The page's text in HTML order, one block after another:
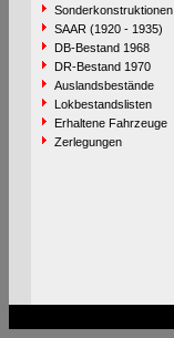
Sonderkonstruktionen
SAAR (1920 - 1935)
DB-Bestand 1968
DR-Bestand 1970
Auslandsbestände
Lokbestandslisten
Erhaltene Fahrzeuge
Zerlegungen